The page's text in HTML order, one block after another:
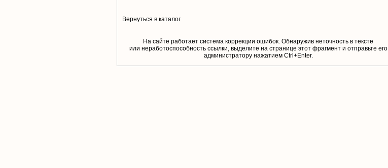
Вернуться в каталог
На сайте работает система коррекции ошибок. Обнаружив неточность в тексте
или неработоспособность ссылки, выделите на странице этот фрагмент и отправьте его
aдминистратору нажатием Ctrl+Enter.